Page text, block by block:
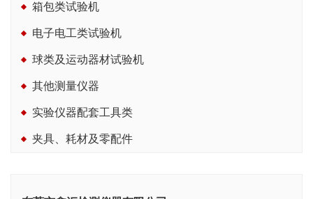
箱包类试验机
电子电工类试验机
球类及运动器材试验机
其他测量仪器
实验仪器配套工具类
夹具、耗材及零配件